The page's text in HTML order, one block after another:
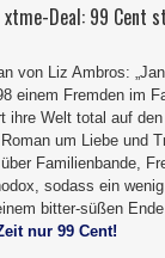
xtme-Deal: 99 Cent
von Liz Ambros:
einem Fremden im
ihre Welt total auf
um Liebe und
Familienbande,
sodass ein
bitter-süßen
nur 99 Cent!